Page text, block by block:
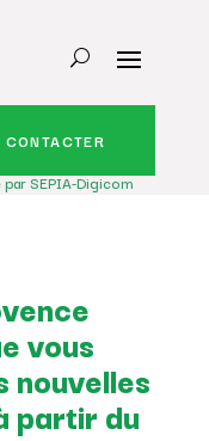
CONTACTER
par SEPIA-Digicom
vous
nouvelles
partir du